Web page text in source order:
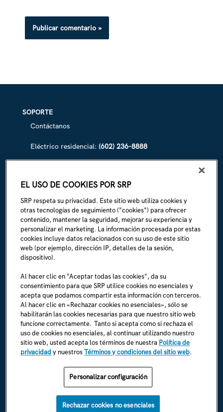
ACERCA DE SRP
Biografía de la empresa
Carreras (en inglés)
Soy un empleado (en inglés)
Normas y reglamentos de SRP (en inglés)
SOPORTE
Contáctanos
Eléctrico residencial: (602) 236-8888
Irrigación de SRP:(602) 236-3333
La Línea:(602) 236-1111
ENCUÉNTRANOS EN
Política de privacidad de SRP
EL USO DE COOKIES POR SRP
SRP respeta su privacidad. Este sitio web utiliza cookies y
otras tecnologías de seguimiento ("cookies") para ofrecer
contenido, mantener la seguridad, mejorar su experiencia y
personalizar el marketing. La información procesada por estas
cookies incluye datos relacionados con su uso de este sitio
web (por ejemplo, dirección IP, detalles de la sesión,
dispositivo).
Al hacer clic en "Aceptar todas las cookies", da su
consentimiento para que SRP utilice cookies no esenciales y
acepta que podamos compartir esta información con terceros.
Al hacer clic en «Rechazar cookies no esenciales», sólo se
habilitarán las cookies necesarias para que nuestro sitio web
funcione correctamente. Tanto si acepta como si rechaza el
uso de cookies no esenciales, al continuar utilizando nuestro
sitio web, usted acepta los términos de nuestra Política de
privacidad y nuestrosTérminos y condiciones del sitio web.
Personalizar configuración
Rechazar cookies no esenciales